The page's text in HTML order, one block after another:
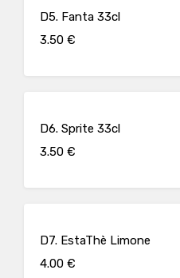
D5. Fanta 33cl
3.50 €
D6. Sprite 33cl
3.50 €
D7. EstaThè Limone
4.00 €